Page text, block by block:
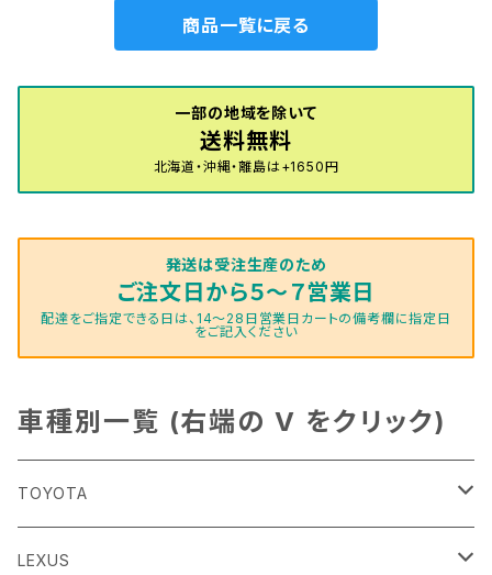
商品一覧に戻る
一部の地域を除いて
送料無料
北海道・沖縄・離島は+1650円
発送は受注生産のため
ご注文日から５～７営業日
配達をご指定できる日は、14～28日営業日カートの備考欄に指定日
をご記入ください
車種別一覧 (右端の V をクリック)
TOYOTA
86
LEXUS